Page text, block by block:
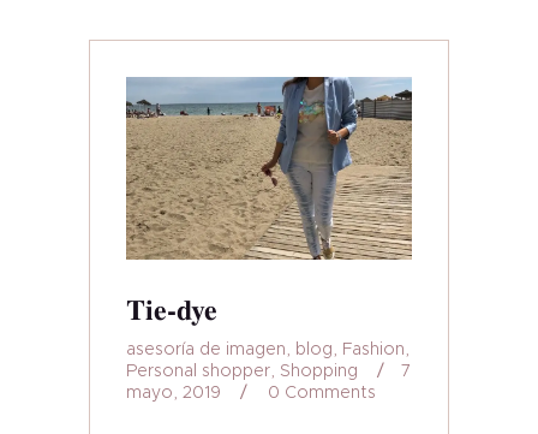
Inicio
Sobre mi
Blog
Contacto
Tie-dye
asesoría de imagen blog Fashion
Personal shopper
Shopping
7
mayo, 2019
0 Comments